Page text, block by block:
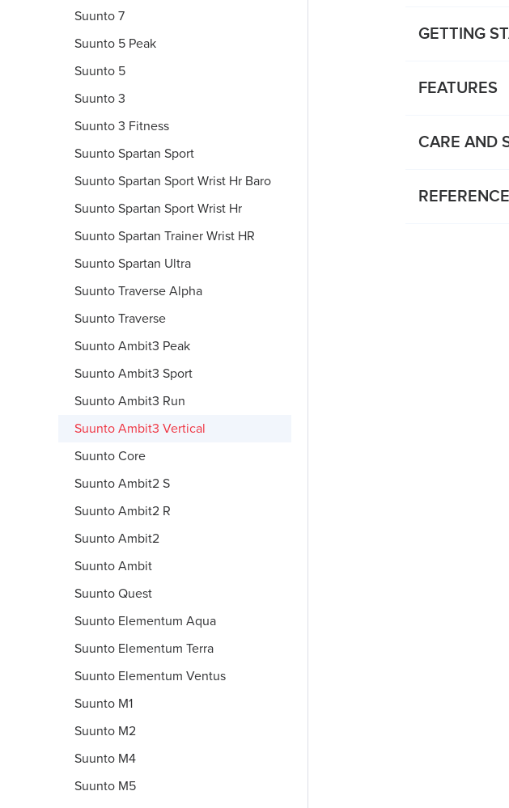
Suunto 7
Suunto 5 Peak
Suunto 5
Suunto 3
Suunto 3 Fitness
Suunto Spartan Sport
Suunto Spartan Sport Wrist Hr Baro
Suunto Spartan Sport Wrist Hr
Suunto Spartan Trainer Wrist HR
Suunto Spartan Ultra
Suunto Traverse Alpha
Suunto Traverse
Suunto Ambit3 Peak
Suunto Ambit3 Sport
Suunto Ambit3 Run
Suunto Ambit3 Vertical
Suunto Core
Suunto Ambit2 S
Suunto Ambit2 R
Suunto Ambit2
Suunto Ambit
Suunto Quest
Suunto Elementum Aqua
Suunto Elementum Terra
Suunto Elementum Ventus
Suunto M1
Suunto M2
Suunto M4
Suunto M5
GETTING
FEATURES
CARE AND
REFERENCE